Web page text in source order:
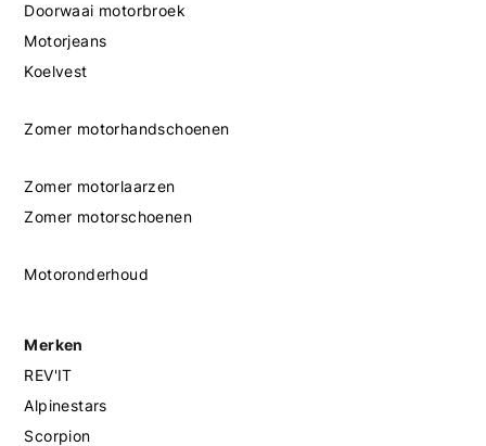
Doorwaai motorbroek
Motorjeans
Koelvest
Zomer motorhandschoenen
Zomer motorlaarzen
Zomer motorschoenen
Motoronderhoud
Merken
REV'IT
Alpinestars
Scorpion